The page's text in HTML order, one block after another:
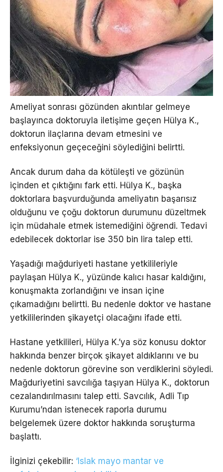
Ameliyat sonrası gözünden akıntılar gelmeye
başlayınca doktoruyla iletişime geçen Hülya K.,
doktorun ilaçlarına devam etmesini ve
enfeksiyonun geçeceğini söylediğini belirtti.
Ancak durum daha da kötüleşti ve gözünün
içinden et çıktığını fark etti. Hülya K., başka
doktorlara başvurduğunda ameliyatın başarısız
olduğunu ve çoğu doktorun durumunu düzeltmek
için müdahale etmek istemediğini öğrendi. Tedavi
edebilecek doktorlar ise 350 bin lira talep etti.
Yaşadığı mağduriyeti hastane yetkilileriyle
paylaşan Hülya K., yüzünde kalıcı hasar kaldığını,
konuşmakta zorlandığını ve insan içine
çıkamadığını belirtti. Bu nedenle doktor ve hastane
yetkililerinden şikayetçi olacağını ifade etti.
Hastane yetkilileri, Hülya K.’ya söz konusu doktor
hakkında benzer birçok şikayet aldıklarını ve bu
nedenle doktorun görevine son verdiklerini söyledi.
Mağduriyetini savcılığa taşıyan Hülya K., doktorun
cezalandırılmasını talep etti. Savcılık, Adli Tıp
Kurumu’ndan istenecek raporla durumu
belgelemek üzere doktor hakkında soruşturma
başlattı.
İlginizi çekebilir: ‘Islak mayo mantar ve